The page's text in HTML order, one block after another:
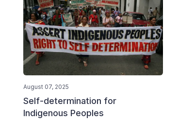
August 07, 2025
Self-determination for
Indigenous Peoples